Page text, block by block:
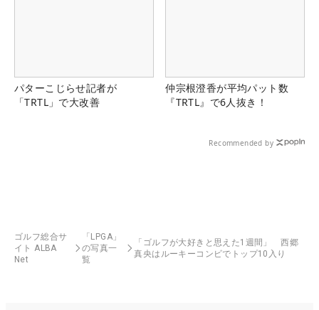
パターこじらせ記者が
「TRTL」で大改善
仲宗根澄香が平均パット数
『TRTL』で6人抜き！
Recommended by
ゴルフ総合サ
イト ALBA
Net
「LPGA」
の写真一
覧
「ゴルフが大好きと思えた1週間」 西郷
真央はルーキーコンビでトップ10入り